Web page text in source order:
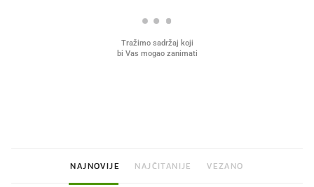
NAJNOVIJE NAJČITANIJE VEZANO